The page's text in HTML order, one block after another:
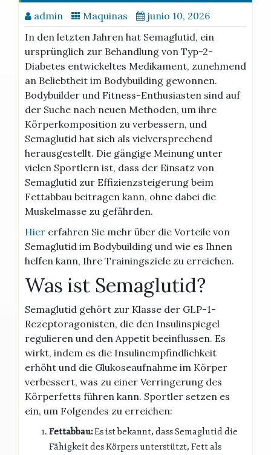
admin Maquinas
junio 10, 2026
In den letzten Jahren hat Semaglutid, ein
ursprünglich zur Behandlung von Typ-2-
Diabetes entwickeltes Medikament, zunehmend
an Beliebtheit im Bodybuilding gewonnen.
Bodybuilder und Fitness-Enthusiasten sind auf
der Suche nach neuen Methoden, um ihre
Körperkomposition zu verbessern, und
Semaglutid hat sich als vielversprechend
herausgestellt. Die gängige Meinung unter
vielen Sportlern ist, dass der Einsatz von
Semaglutid zur Effizienzsteigerung beim
Fettabbau beitragen kann, ohne dabei die
Muskelmasse zu gefährden.
Hier erfahren Sie mehr über die Vorteile von
Semaglutid im Bodybuilding und wie es Ihnen
helfen kann, Ihre Trainingsziele zu erreichen.
Was ist Semaglutid?
Semaglutid gehört zur Klasse der GLP-1-
Rezeptoragonisten, die den Insulinspiegel
regulieren und den Appetit beeinflussen. Es
wirkt, indem es die Insulinempfindlichkeit
erhöht und die Glukoseaufnahme im Körper
verbessert, was zu einer Verringerung des
Körperfetts führen kann. Sportler setzen es
ein, um Folgendes zu erreichen:
Fettabbau:Es ist bekannt, dass Semaglutid die
Fähigkeit des Körpers unterstützt, Fett als